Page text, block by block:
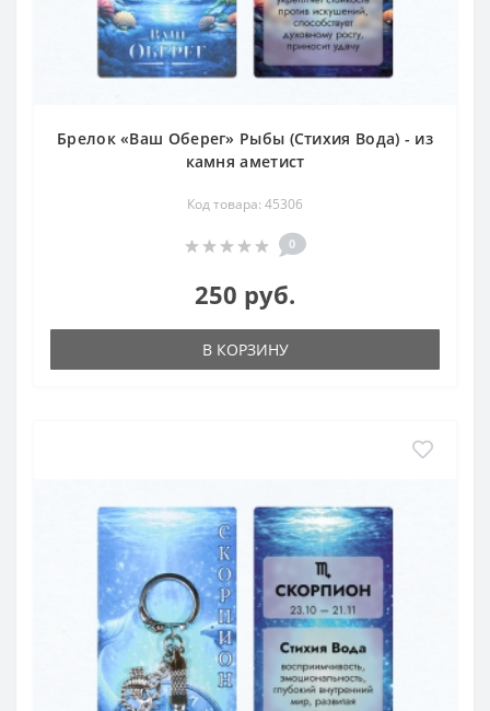
Брелок «Ваш Оберег» Рыбы (Стихия Вода) - из
камня аметист
Код товара: 45306
0
250 руб.
В КОРЗИНУ